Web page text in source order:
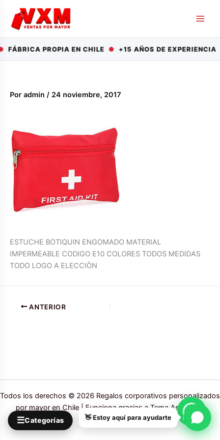
contenido
FÁBRICA PROPIA EN CHILE ●+15 AÑOS DE EXPERIENCIA
Por admin / 24 noviembre, 2017
ESTUCHE BOTIQUIN ENGOMADO MATERIAL
IMPERMEABLE CODIGO E10 COLORES TODOS MEDIDAS
TODO LOGO A ELECCIÒN
ANTERIOR
Todos los derechos © 2026 Regalos corporativos personalizados
por mayor en Chile | Funciona gracias a Tema Astra para
WordPress
☰Categorías 👋 Estoy aquí para ayudarte